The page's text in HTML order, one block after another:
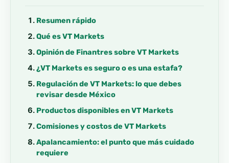
Resumen rápido
Qué es VT Markets
Opinión de Finantres sobre VT Markets
¿VT Markets es seguro o es una estafa?
Regulación de VT Markets: lo que debes
revisar desde México
Productos disponibles en VT Markets
Comisiones y costos de VT Markets
Apalancamiento: el punto que más cuidado
requiere